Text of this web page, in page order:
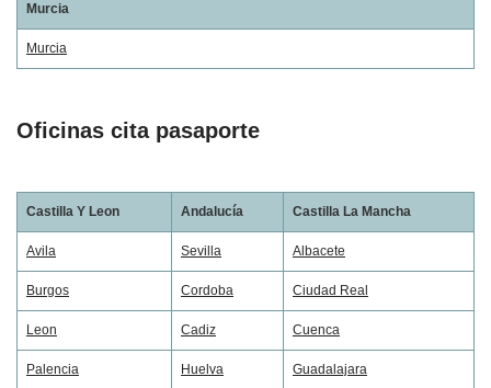
Murcia
Murcia
Oficinas cita pasaporte
Castilla Y Leon Andalucía Castilla La Mancha
Avila Sevilla Albacete
Burgos Cordoba Ciudad Real
Leon Cadiz Cuenca
Palencia Huelva Guadalajara